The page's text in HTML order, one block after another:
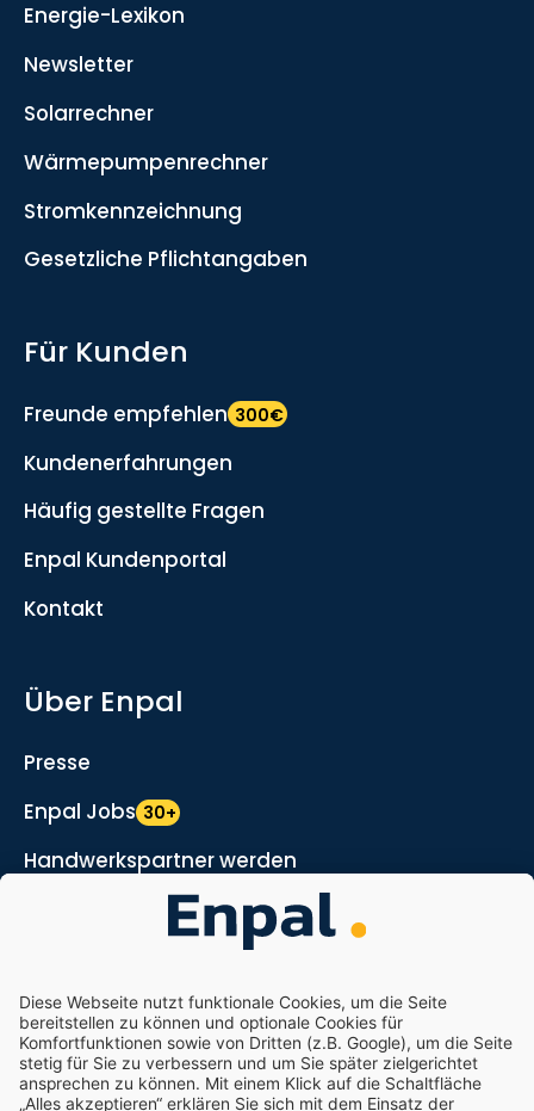
Energie-Lexikon
Newsletter
Solarrechner
Wärmepumpenrechner
Stromkennzeichnung
Gesetzliche Pflichtangaben
Für Kunden
Freunde empfehlen 300€
Kundenerfahrungen
Häufig gestellte Fragen
Enpal Kundenportal
Kontakt
Über Enpal
Presse
Enpal Jobs 30+
Handwerkspartner werden
Marketing- und Vertriebspartner werden
Enpal.pro
Enpal Corporate